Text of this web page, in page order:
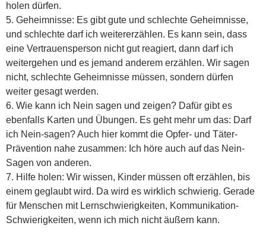
holen dürfen.
5. Geheimnisse: Es gibt gute und schlechte Geheimnisse,
und schlechte darf ich weitererzählen. Es kann sein, dass
eine Vertrauensperson nicht gut reagiert, dann darf ich
weitergehen und es jemand anderem erzählen. Wir sagen
nicht, schlechte Geheimnisse müssen, sondern dürfen
weiter gesagt werden.
6. Wie kann ich Nein sagen und zeigen? Dafür gibt es
ebenfalls Karten und Übungen. Es geht mehr um das: Darf
ich Nein-sagen? Auch hier kommt die Opfer- und Täter-
Prävention nahe zusammen: Ich höre auch auf das Nein-
Sagen von anderen.
7. Hilfe holen: Wir wissen, Kinder müssen oft erzählen, bis
einem geglaubt wird. Da wird es wirklich schwierig. Gerade
für Menschen mit Lernschwierigkeiten, Kommunikation-
Schwierigkeiten, wenn ich mich nicht äußern kann.